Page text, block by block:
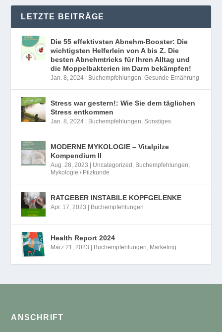
LETZTE BEITRÄGE
Die 55 effektivsten Abnehm-Booster: Die
wichtigsten Helferlein von A bis Z. Die
besten Abnehmtricks für Ihren Alltag und
die Moppelbakterien im Darm bekämpfen!
Jan. 8, 2024 Buchempfehlungen,Gesunde Ernährung
Stress war gestern!: Wie Sie dem täglichen
Stress entkommen
Jan. 8, 2024 Buchempfehlungen,Sonstiges
MODERNE MYKOLOGIE – Vitalpilze
Kompendium II
Aug. 28, 2023 Uncategorized , Buchempfehlungen,
Mykologie / Pilzkunde
RATGEBER INSTABILE KOPFGELENKE
Apr. 17, 2023 Buchempfehlungen
Health Report 2024
März 21, 2023 Buchempfehlungen, Marketing
ANSCHRIFT